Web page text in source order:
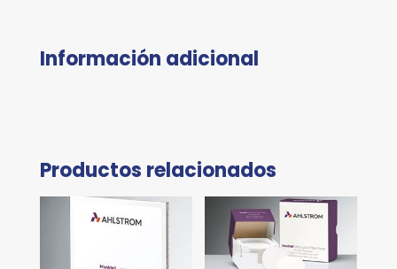
Información adicional
Productos relacionados